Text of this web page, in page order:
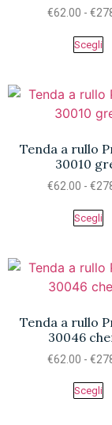
€62.00 - €
Scegli
Tenda a rullo
30010
€62.00 - €
Scegli
Tenda a rullo
30046
€62.00 - €
Scegli